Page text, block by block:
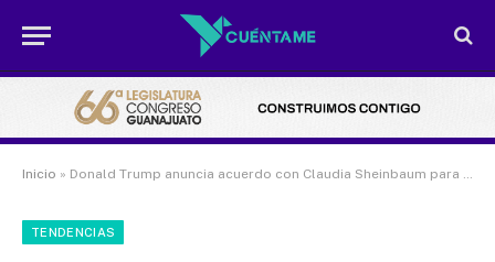
Inicio » Donald Trump anuncia acuerdo con Claudia Sheinbaum para frenar la migración hacia EE. UU.
TENDENCIAS